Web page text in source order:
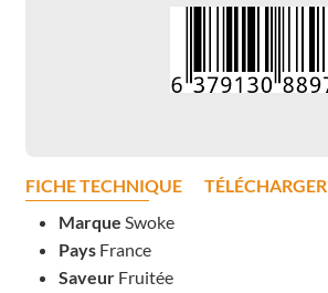
FICHE TECHNIQUE
TÉLÉCHARGER
Marque Swoke
PaysFrance
SaveurFruitée